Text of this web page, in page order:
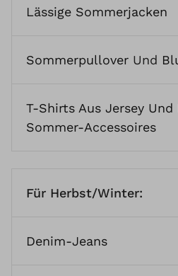
Lässige Sommerjacken
Sommerpullover Und
T-Shirts Aus Jersey Und
Sommer-Accessoires
Für Herbst/Winter:
Denim-Jeans